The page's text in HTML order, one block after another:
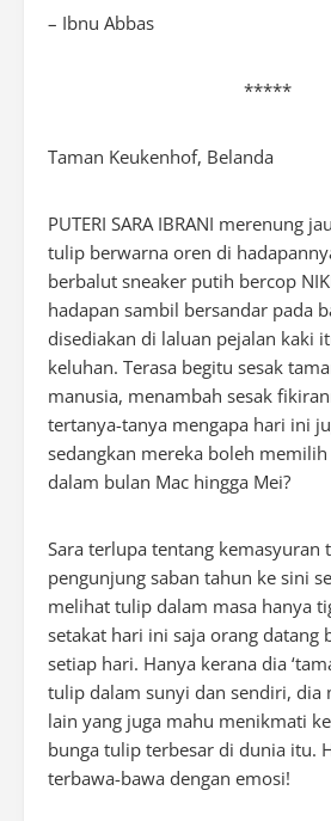
– Ibnu Abbas
*****
Taman Keukenhof, Belanda
PUTERI SARA IBRANI merenung
tulip berwarna oren di
berbalut sneaker putih bercop
hadapan sambil bersandar pada
disediakan di laluan pejalan kaki
keluhan. Terasa begitu sesak
manusia, menambah sesak
tertanya-tanya mengapa hari ini
sedangkan mereka boleh
dalam bulan Mac hingga Mei?
Sara terlupa tentang kemasyuran
pengunjung saban tahun ke sini
melihat tulip dalam masa hanya
setakat hari ini saja orang datang
setiap hari. Hanya kerana dia
tulip dalam sunyi dan sendiri, dia
lain yang juga mahu menikmati
bunga tulip terbesar di dunia itu.
terbawa-bawa dengan emosi!